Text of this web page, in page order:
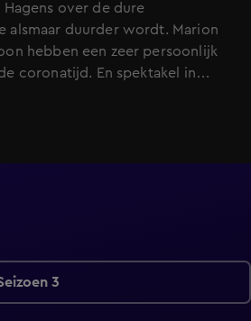
Hagens over de dure
alsmaar duurder wordt. Marion
hebben een zeer persoonlijk
coronatijd. En spektakel in
heeft zojuist na strafschoppen
Spanje. Verslaggever Thijs
feestvierende Marokkaanse
3